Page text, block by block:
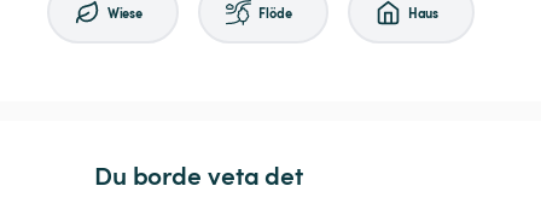
Wiese Flöde Haus
Du borde veta det